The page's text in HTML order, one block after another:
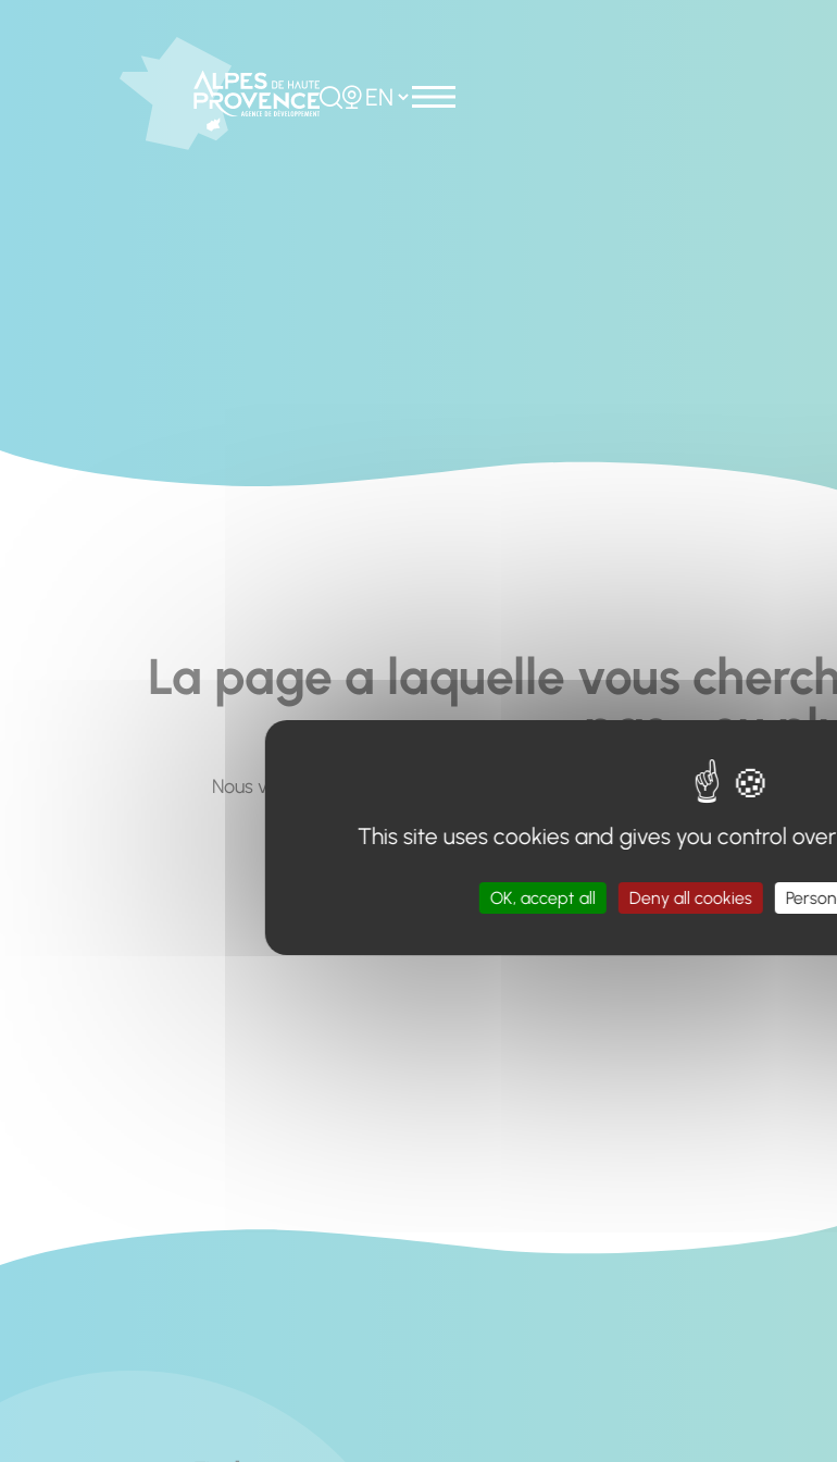
Rechercher
Choisir la langue
La page a laquelle vous
pas... ou
Nous vous invitons à utiliser le moteur de recherche en haut de page, ou
Retour à l'accueil
This site uses cookies and gives you control
OK, accept all Deny all cookies